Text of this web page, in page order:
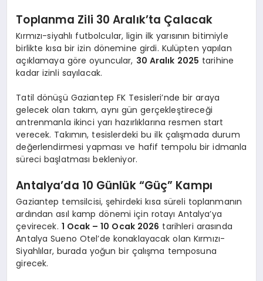
Toplanma Zili 30 Aralık’ta Çalacak
Kırmızı-siyahlı futbolcular, ligin ilk yarısının bitimiyle
birlikte kısa bir izin dönemine girdi. Kulüpten yapılan
açıklamaya göre oyuncular, 30 Aralık 2025 tarihine
kadar izinli sayılacak.
Tatil dönüşü Gaziantep FK Tesisleri’nde bir araya
gelecek olan takım, aynı gün gerçekleştireceği
antrenmanla ikinci yarı hazırlıklarına resmen start
verecek. Takımın, tesislerdeki bu ilk çalışmada durum
değerlendirmesi yapması ve hafif tempolu bir idmanla
süreci başlatması bekleniyor.
Antalya’da 10 Günlük “Güç” Kampı
Gaziantep temsilcisi, şehirdeki kısa süreli toplanmanın
ardından asıl kamp dönemi için rotayı Antalya’ya
çevirecek. 1 Ocak – 10 Ocak 2026 tarihleri arasında
Antalya Sueno Otel’de konaklayacak olan Kırmızı-
Siyahlılar, burada yoğun bir çalışma temposuna
girecek.